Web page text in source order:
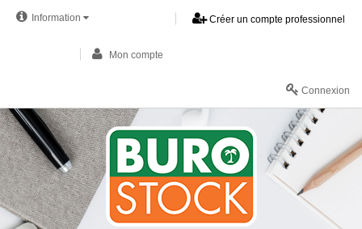
Information Créer un compte professionnel
Mon compte
Connexion